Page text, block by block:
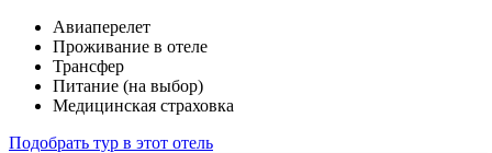
Авиаперелет
Проживание в отеле
Трансфер
Питание (на выбор)
Медицинская страховка
Подобрать тур в этот отель